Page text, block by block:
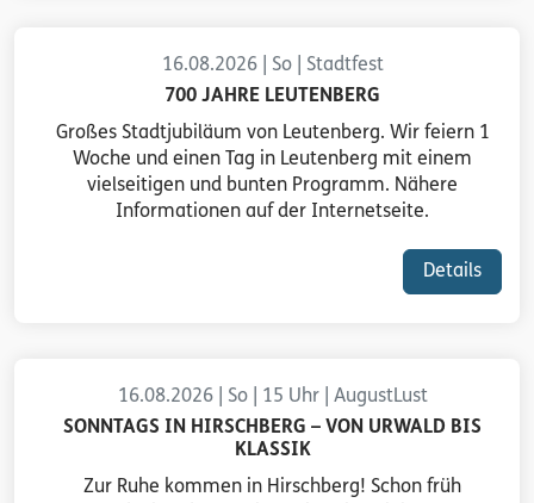
16.08.2026 | So | Stadtfest
700 JAHRE LEUTENBERG
Großes Stadtjubiläum von Leutenberg. Wir feiern 1
Woche und einen Tag in Leutenberg mit einem
vielseitigen und bunten Programm. Nähere
Informationen auf der Internetseite.
Details
16.08.2026 | So | 15 Uhr | AugustLust
SONNTAGS IN HIRSCHBERG – VON URWALD BIS
KLASSIK
Zur Ruhe kommen in Hirschberg! Schon früh